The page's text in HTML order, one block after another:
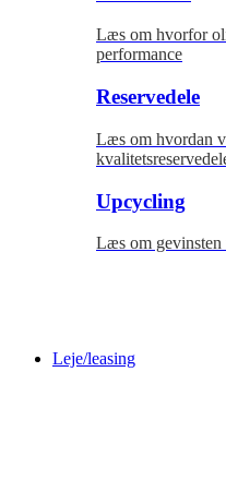
Læs om hvorfor
performance
Reservedele
Læs om hvordan
Upcycling
Læs om gevinsten
Leje/leasing